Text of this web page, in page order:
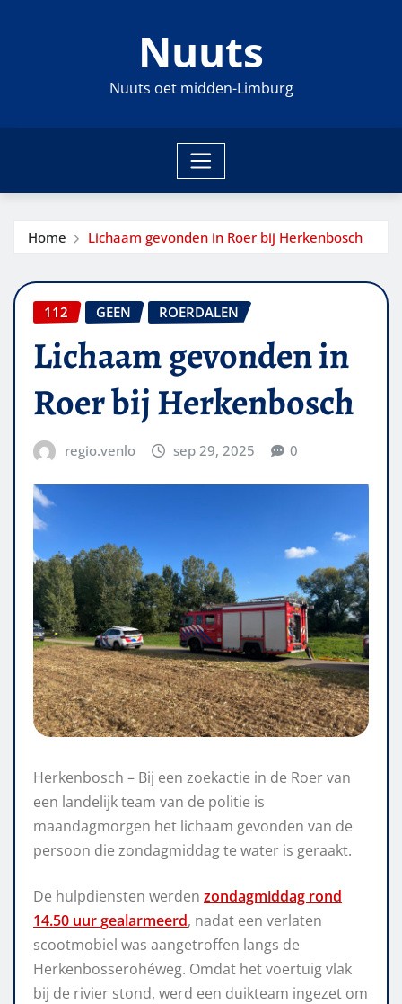
Nuuts
Nuuts oet midden-Limburg
Home Lichaam gevonden in Roer bij Herkenbosch
112 GEEN ROERDALEN
Lichaam gevonden in
Roer bij Herkenbosch
regio.venlo sep 29, 2025 0
Herkenbosch – Bij een zoekactie in de Roer van
een landelijk team van de politie is
maandagmorgen het lichaam gevonden van de
persoon die zondagmiddag te water is geraakt.
De hulpdiensten werden zondagmiddag rond
14.50 uur gealarmeerd, nadat een verlaten
scootmobiel was aangetroffen langs de
Herkenbosserohéweg. Omdat het voertuig vlak
bij de rivier stond, werd een duikteam ingezet om